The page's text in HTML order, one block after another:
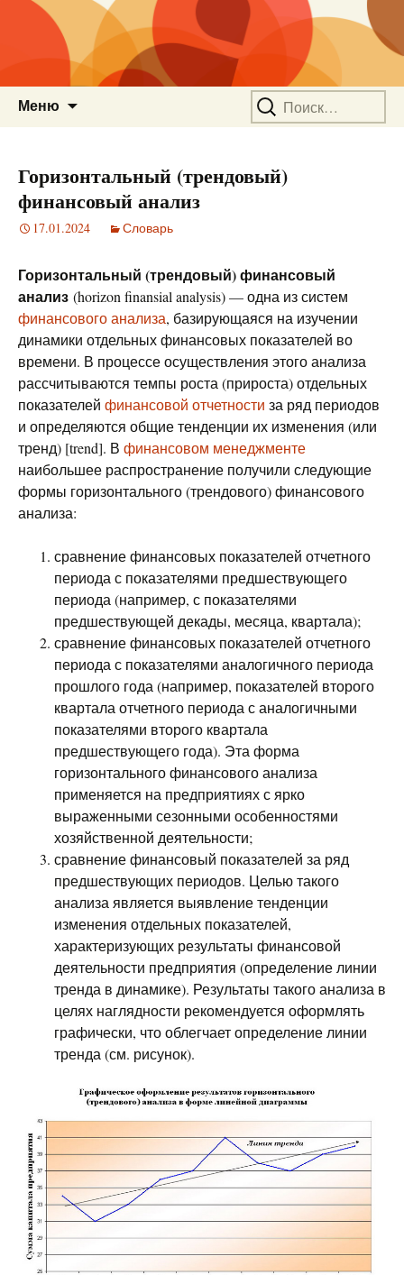
Меню Найти:
Горизонтальный (трендовый)
финансовый анализ
17.01.2024 Словарь
Горизонтальный (трендовый) финансовый
анализ (horizon finansial analysis) — одна из систем
финансового анализа, базирующаяся на изучении
динамики отдельных финансовых показателей во
времени. В процессе осуществления этого анализа
рассчитываются темпы роста (прироста) отдельных
показателей финансовой отчетности за ряд периодов
и определяются общие тенденции их изменения (или
тренд) [trend]. В финансовом менеджменте
наибольшее распространение получили следующие
формы горизонтального (трендового) финансового
анализа:
сравнение финансовых показателей отчетного
периода с показателями предшествующего
периода (например, с показателями
предшествующей декады, месяца, квартала);
сравнение финансовых показателей отчетного
периода с показателями аналогичного периода
прошлого года (например, показателей второго
квартала отчетного периода с аналогичными
показателями второго квартала
предшествующего года). Эта форма
горизонтального финансового анализа
применяется на предприятиях с ярко
выраженными сезонными особенностями
хозяйственной деятельности;
сравнение финансовый показателей за ряд
предшествующих периодов. Целью такого
анализа является выявление тенденции
изменения отдельных показателей,
характеризующих результаты финансовой
деятельности предприятия (определение линии
тренда в динамике). Результаты такого анализа в
целях наглядности рекомендуется оформлять
графически, что облегчает определение линии
тренда (см. рисунок).